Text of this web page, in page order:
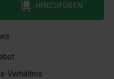
HINZUFÜGEN
Verhältnis